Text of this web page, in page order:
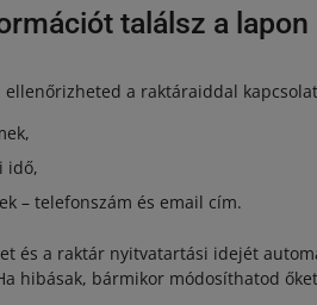
találsz a lapon
ellenőrizheted a raktáraiddal
idő,
– telefonszám és email cím.
és a raktár nyitvatartási idejét
hibásak, bármikor módosíthatod